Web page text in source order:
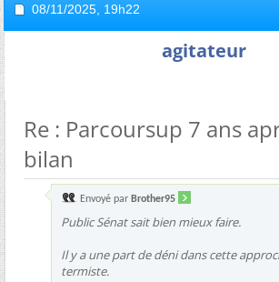
08/11/2025, 19h22
agitateur
Re : Parcoursup 7 ans
bilan
Envoyé par Brother95
Public Sénat sait bien mieux faire.
Il y a une part de déni dans cette
termiste.